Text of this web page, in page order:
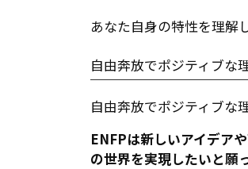
あなた自身の特性を理解
自由奔放でポジティブな
自由奔放でポジティブな
ENFPは新しいアイデア
の世界を実現したいと願